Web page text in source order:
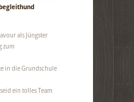
als Jüngster
zum
in die Grundschule
ein tolles Team